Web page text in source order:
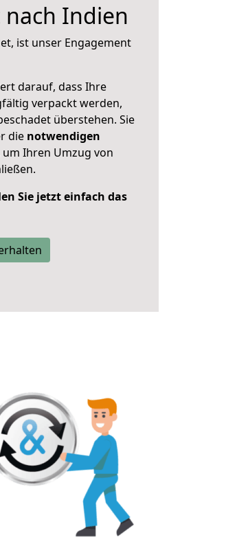
Indien
ist unser Engagement
darauf, dass Ihre
verpackt werden,
überstehen. Sie
die notwendigen
Ihren Umzug von
Sie jetzt einfach das